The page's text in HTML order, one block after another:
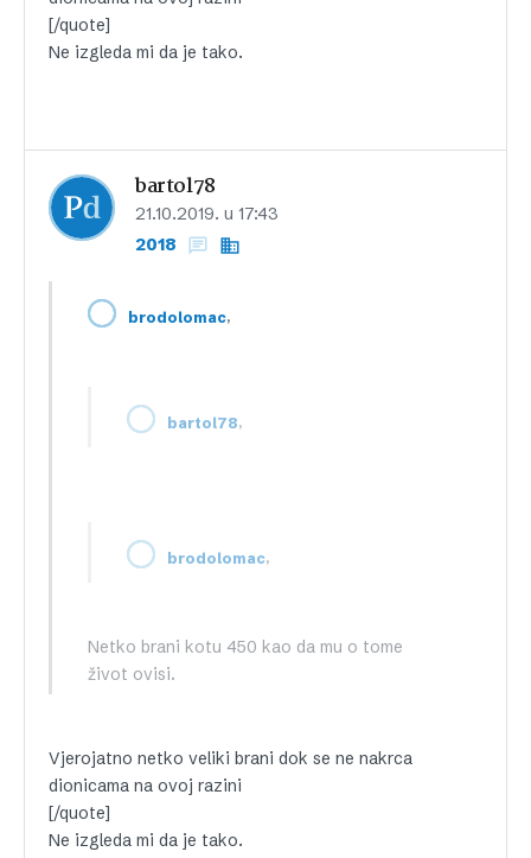
[/quote]
Ne izgleda mi da je tako.
bartol78
21.10.2019. u 17:43
2018
brodolomac,
bartol78,
brodolomac,
Netko brani kotu 450 kao da mu o tome
život ovisi.
Vjerojatno netko veliki brani dok se ne nakrca
dionicama na ovoj razini
[/quote]
Ne izgleda mi da je tako.